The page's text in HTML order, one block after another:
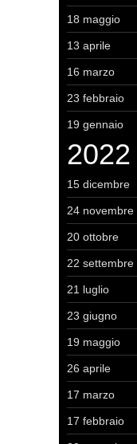
18 maggio
13 aprile
16 marzo
23 febbraio
19 gennaio
2022
15 dicembre
24 novembre
20 ottobre
22 settembre
21 luglio
23 giugno
19 maggio
26 aprile
17 marzo
17 febbraio